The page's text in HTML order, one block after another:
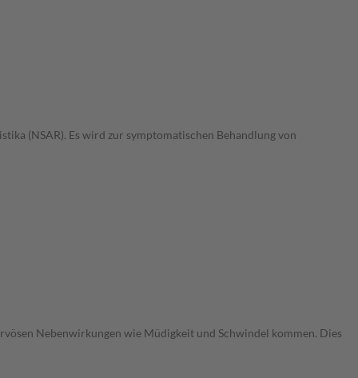
(NSAR). Es wird zur symptomatischen Behandlung von
Nebenwirkungen wie Müdigkeit und Schwindel kommen. Dies